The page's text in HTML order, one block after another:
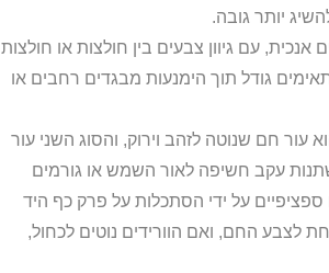
יותר גובה.
עם גיוון צבעים בין חולצות או חולצות
גודל תוך הימנעות מבגדים רחבים או
חם שנוטה לזהב וירוק, והסוג השני עור
עקב חשיפה לאור השמש או גורמים
ספציפיים על ידי הסתכלות על פרק כף היד
לצבע החם, ואם הוורידים נוטים לכחול,